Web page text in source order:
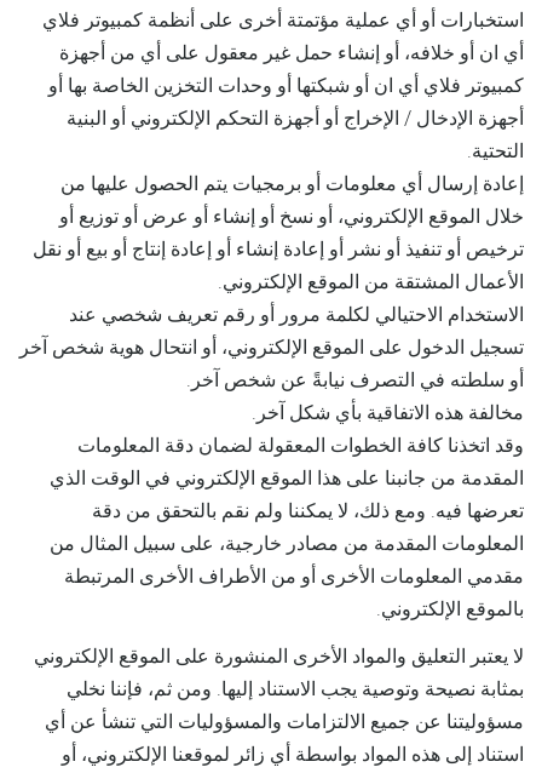
استخبارات أو أي عملية مؤتمتة أخرى على أنظمة كمبيوتر فلاي
أي ان أو خلافه، أو إنشاء حمل غير معقول على أي من أجهزة
كمبيوتر فلاي أي ان أو شبكتها أو وحدات التخزين الخاصة بها أو
أجهزة الإدخال / الإخراج أو أجهزة التحكم الإلكتروني أو البنية
التحتية.
إعادة إرسال أي معلومات أو برمجيات يتم الحصول عليها من
خلال الموقع الإلكتروني، أو نسخ أو إنشاء أو عرض أو توزيع أو
ترخيص أو تنفيذ أو نشر أو إعادة إنشاء أو إعادة إنتاج أو بيع أو نقل
الأعمال المشتقة من الموقع الإلكتروني.
الاستخدام الاحتيالي لكلمة مرور أو رقم تعريف شخصي عند
تسجيل الدخول على الموقع الإلكتروني، أو انتحال هوية شخص آخر
أو سلطته في التصرف نيابةً عن شخص آخر.
مخالفة هذه الاتفاقية بأي شكل آخر.
وقد اتخذنا كافة الخطوات المعقولة لضمان دقة المعلومات
المقدمة من جانبنا على هذا الموقع الإلكتروني في الوقت الذي
تعرضها فيه. ومع ذلك، لا يمكننا ولم نقم بالتحقق من دقة
المعلومات المقدمة من مصادر خارجية، على سبيل المثال من
مقدمي المعلومات الأخرى أو من الأطراف الأخرى المرتبطة
بالموقع الإلكتروني.
لا يعتبر التعليق والمواد الأخرى المنشورة على الموقع الإلكتروني
بمثابة نصيحة وتوصية يجب الاستناد إليها. ومن ثم، فإننا نخلي
مسؤوليتنا عن جميع الالتزامات والمسؤوليات التي تنشأ عن أي
استناد إلى هذه المواد بواسطة أي زائر لموقعنا الإلكتروني، أو